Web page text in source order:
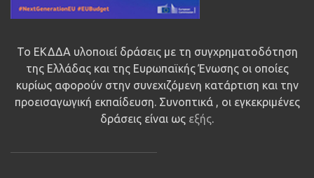
Το ΕΚΔΔΑ υλοποιεί δράσεις με τη συγχρηματοδότηση
της Ελλάδας και της Ευρωπαϊκής Ένωσης οι οποίες
κυρίως αφορούν στην συνεχιζόμενη κατάρτιση και την
προεισαγωγική εκπαίδευση. Συνοπτικά , οι εγκεκριμένες
δράσεις είναι ως εξής.